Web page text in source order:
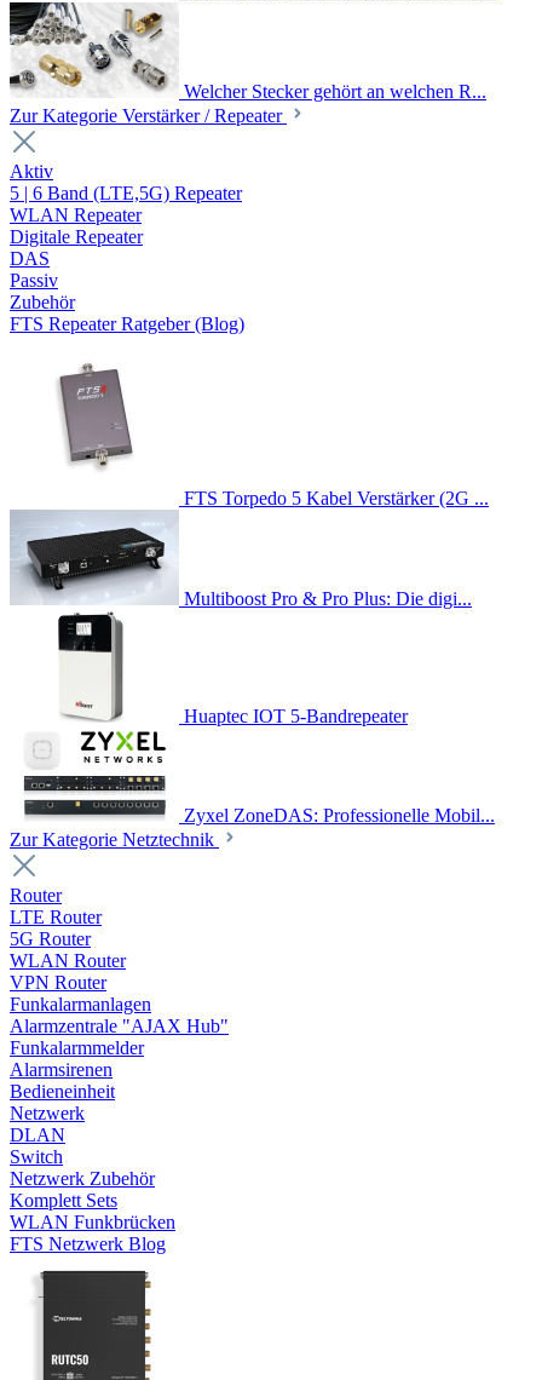
Welcher Stecker gehört an welchen R...
Zur Kategorie Verstärker / Repeater
Aktiv
5 | 6 Band (LTE,5G) Repeater
WLAN Repeater
Digitale Repeater
DAS
Passiv
Zubehör
FTS Repeater Ratgeber (Blog)
FTS Torpedo 5 Kabel Verstärker (2G ...
Multiboost Pro & Pro Plus: Die digi...
Huaptec IOT 5-Bandrepeater
Zyxel ZoneDAS: Professionelle Mobil...
Zur Kategorie Netztechnik
Router
LTE Router
5G Router
WLAN Router
VPN Router
Funkalarmanlagen
Alarmzentrale "AJAX Hub"
Funkalarmmelder
Alarmsirenen
Bedieneinheit
Netzwerk
DLAN
Switch
Netzwerk Zubehör
Komplett Sets
WLAN Funkbrücken
FTS Netzwerk Blog